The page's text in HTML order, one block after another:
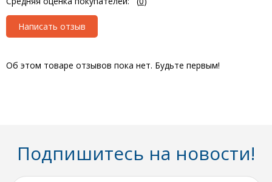
Написать отзыв
Об этом товаре отзывов пока нет. Будьте первым!
Подпишитесь на новости!